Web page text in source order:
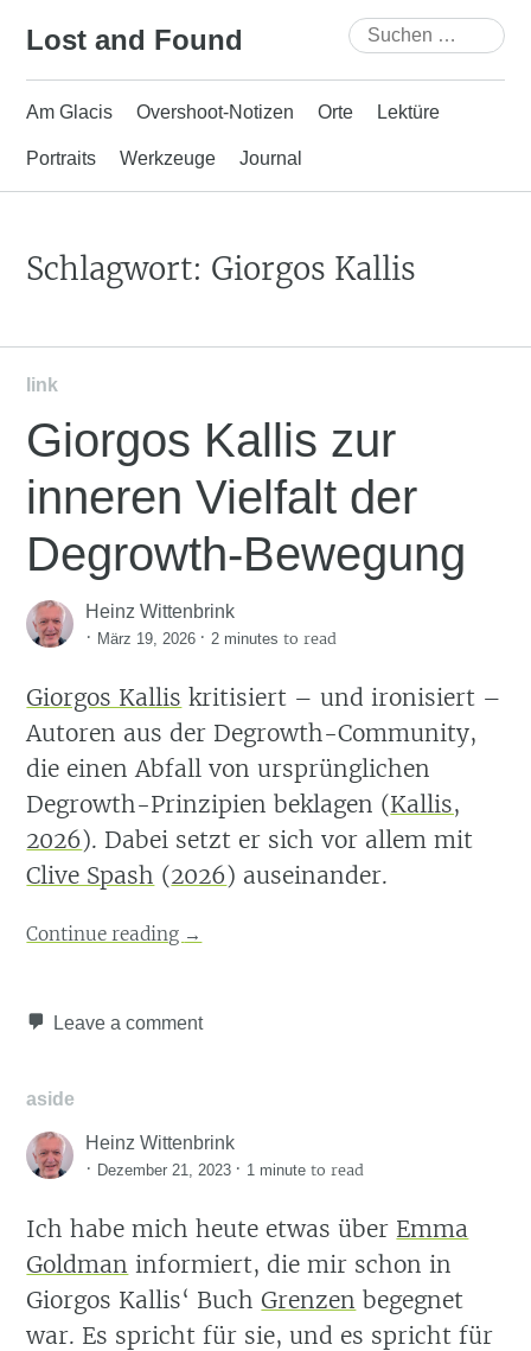
Lost and Found
Suchen
nach:
Am Glacis Overshoot-Notizen Orte Lektüre
Portraits Werkzeuge Journal
Schlagwort: Giorgos Kallis
link
Giorgos Kallis zur
inneren Vielfalt der
Degrowth-Bewegung
Heinz Wittenbrink
· März 19, 2026 ·2 minutes to read
Giorgos Kallis kritisiert – und ironisiert –
Autoren aus der Degrowth-Community,
die einen Abfall von ursprünglichen
Degrowth-Prinzipien beklagen (Kallis,
2026). Dabei setzt er sich vor allem mit
Clive Spash (2026) auseinander.
Continue reading →
Leave a comment
aside
Heinz Wittenbrink
· Dezember 21, 2023 · 1 minute to read
Ich habe mich heute etwas über Emma
Goldman informiert, die mir schon in
Giorgos Kallis‘ Buch Grenzen begegnet
war. Es spricht für sie, und es spricht für